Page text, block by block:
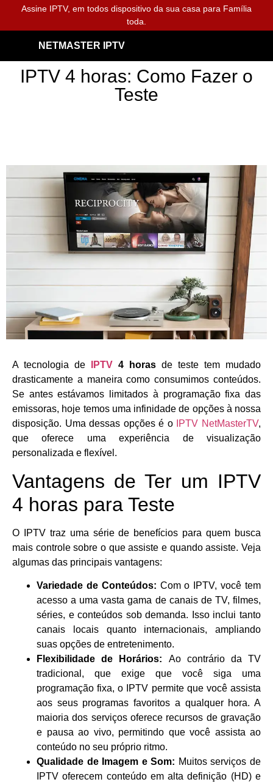
Assine IPTV, em todos dispositivo da sua casa para Família
toda.
NETMASTER IPTV
IPTV 4 horas: Como Fazer o
Teste
A tecnologia de IPTV 4 horas de teste tem mudado
drasticamente a maneira como consumimos conteúdos.
Se antes estávamos limitados à programação fixa das
emissoras, hoje temos uma infinidade de opções à nossa
disposição. Uma dessas opções é o
IPTV NetMasterTV,
que oferece uma experiência de visualização
personalizada e flexível.
Vantagens de Ter um IPTV
4 horas para Teste
O IPTV traz uma série de benefícios para quem busca
mais controle sobre o que assiste e quando assiste. Veja
algumas das principais vantagens:
Variedade de Conteúdos: Com o IPTV, você tem
acesso a uma vasta gama de canais de TV, filmes,
séries, e conteúdos sob demanda. Isso inclui tanto
canais locais quanto internacionais, ampliando
suas opções de entretenimento.
Flexibilidade de Horários: Ao contrário da TV
tradicional, que exige que você siga uma
programação fixa, o IPTV permite que você assista
aos seus programas favoritos a qualquer hora. A
maioria dos serviços oferece recursos de gravação
e pausa ao vivo, permitindo que você assista ao
conteúdo no seu próprio ritmo.
Qualidade de Imagem e Som: Muitos serviços de
IPTV oferecem conteúdo em alta definição (HD) e